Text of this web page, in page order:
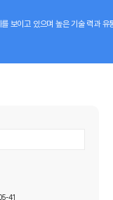
보이고 있으며 높은 기술 력과
41